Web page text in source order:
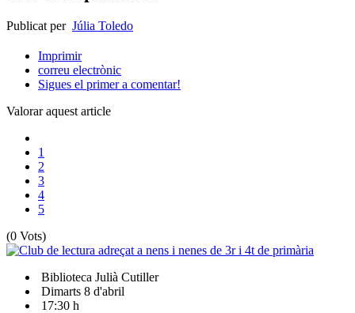
Publicat per Júlia Toledo
Imprimir
correu electrònic
Sigues el primer a comentar!
Valorar aquest article
1
2
3
4
5
(0 Vots)
Biblioteca Julià Cutiller
Dimarts 8 d'abril
17:30 h